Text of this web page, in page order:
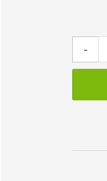
-